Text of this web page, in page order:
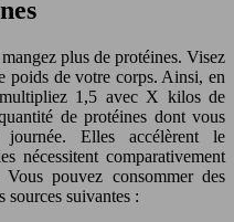
plus de protéines. Visez
poids de votre corps. Ainsi, en
1,5 avec X kilos de
de protéines dont vous
Elles accélèrent le
nécessitent comparativement
pouvez consommer des
sources suivantes :